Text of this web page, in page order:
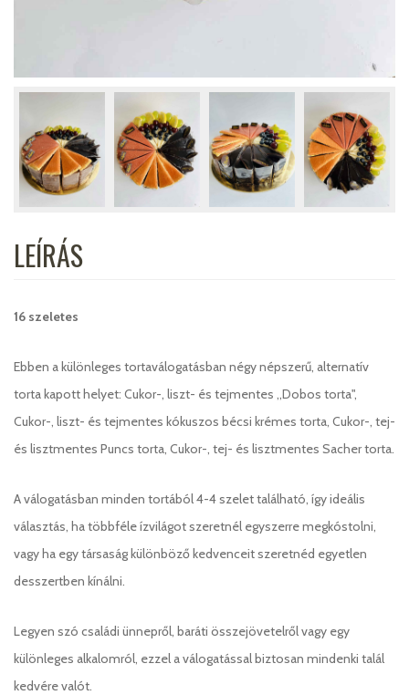
LEÍRÁS
16 szeletes
Ebben a különleges tortaválogatásban négy népszerű, alternatív
torta kapott helyet: Cukor-, liszt- és tejmentes ,,Dobos torta",
Cukor-, liszt- és tejmentes kókuszos bécsi krémes torta, Cukor-, tej-
és lisztmentes Puncs torta, Cukor-, tej- és lisztmentes Sacher torta.
A válogatásban minden tortából 4-4 szelet található, így ideális
választás, ha többféle ízvilágot szeretnél egyszerre megkóstolni,
vagy ha egy társaság különböző kedvenceit szeretnéd egyetlen
desszertben kínálni.
Legyen szó családi ünnepről, baráti összejövetelről vagy egy
különleges alkalomról, ezzel a válogatással biztosan mindenki talál
kedvére valót.